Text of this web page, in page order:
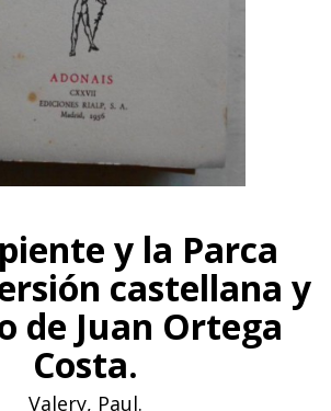
y la Parca
castellana y
de Juan Ortega
Costa.
Valery, Paul.